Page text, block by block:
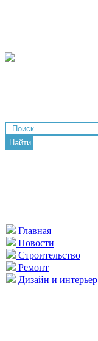
Найти
Главная
Новости
Строительство
Ремонт
Дизайн и интерьер